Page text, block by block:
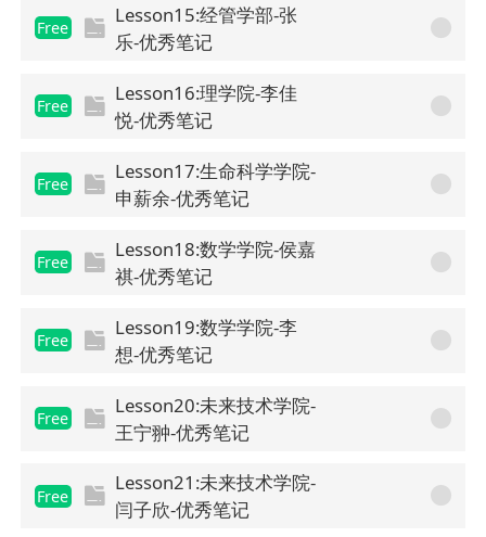
Free
Lesson15:经管学部-张
乐-优秀笔记
Free
Lesson16:理学院-李佳
悦-优秀笔记
Free
Lesson17:生命科学学院-
申薪余-优秀笔记
Free
Lesson18:数学学院-侯嘉
祺-优秀笔记
Free
Lesson19:数学学院-李
想-优秀笔记
Free
Lesson20:未来技术学院-
王宁翀-优秀笔记
Free
Lesson21:未来技术学院-
闫子欣-优秀笔记